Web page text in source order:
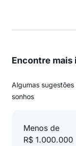
Encontre mais
Algumas
sonhos
Menos de
R$ 1.000.000